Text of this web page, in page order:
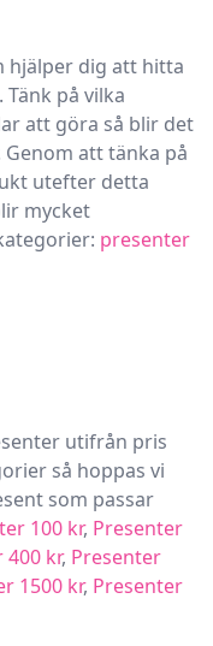
hjälper dig att hitta
på vilka
att göra så blir det
att tänka på
utefter detta
mycket
presenter
utifrån pris
så hoppas vi
som passar
100 kr, Presenter
400 kr, Presenter
1500 kr, Presenter